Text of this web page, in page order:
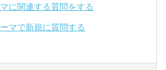
に関連する質問をする
マで新規に質問する